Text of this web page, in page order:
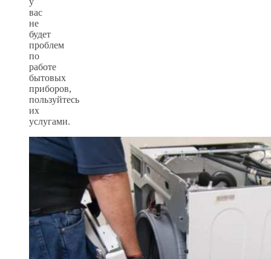
вас
не
будет
проблем
по
работе
бытовых
приборов,
пользуйтесь
их
услугами.